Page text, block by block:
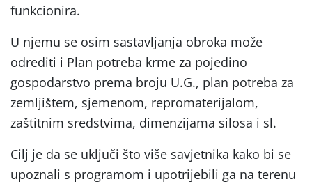
funkcionira.
U njemu se osim sastavljanja obroka može
odrediti i Plan potreba krme za pojedino
gospodarstvo prema broju U.G., plan potreba za
zemljištem, sjemenom, repromaterijalom,
zaštitnim sredstvima, dimenzijama silosa i sl.
Cilj je da se uključi što više savjetnika kako bi se
upoznali s programom i upotrijebili ga na terenu